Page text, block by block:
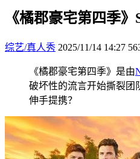
《橘郡豪宅第四季
综艺/真人秀 2025/11/14 14:27
《橘郡豪宅第四季》是由
破坏性的流言开始撕裂团
伸手提携？